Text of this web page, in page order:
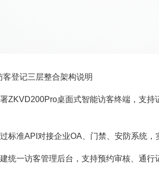
客登记三层整合架构说明
ZKVD200Pro桌面式智能访客终端，支
标准API对接企业OA、门禁、安防系统，
统一访客管理后台，支持预约审核、通行